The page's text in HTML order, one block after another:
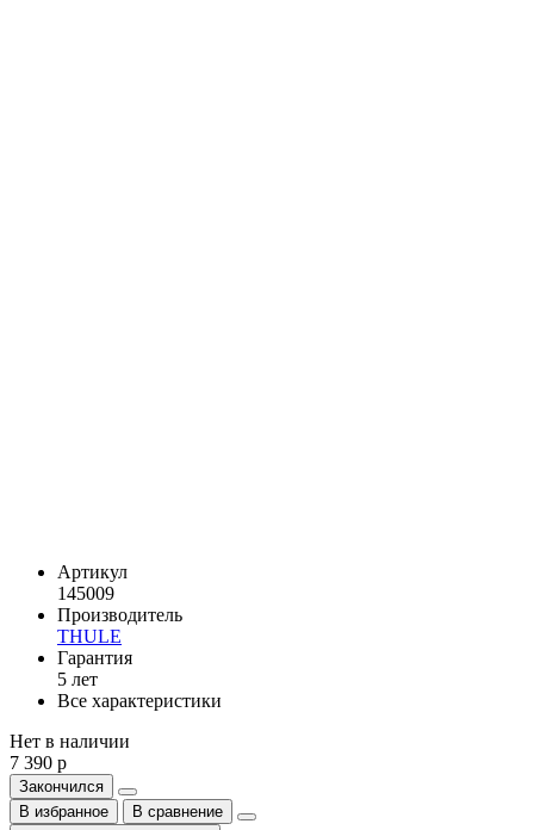
Артикул
145009
Производитель
THULE
Гарантия
5 лет
Все характеристики
Нет в наличии
7 390 р
Закончился
В избранное
В сравнение